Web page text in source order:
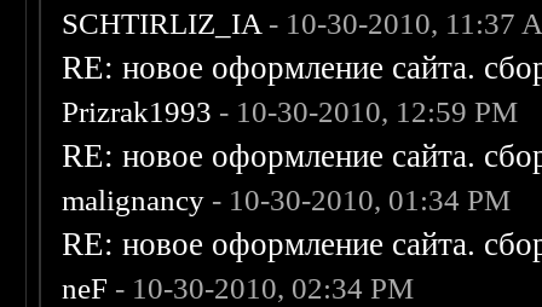
SCHTIRLIZ_IA - 10-30-2010, 11:37
RE: новое оформление сайта.
Prizrak1993 - 10-30-2010, 12:59 PM
RE: новое оформление сайта.
malignancy - 10-30-2010, 01:34 PM
RE: новое оформление сайта.
neF - 10-30-2010, 02:34 PM